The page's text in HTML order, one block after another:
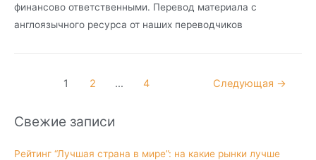
финансово ответственными. Перевод материала с
англоязычного ресурса от наших переводчиков
1 2 … 4 Следующая →
Свежие записи
Рейтинг “Лучшая страна в мире”: на какие рынки лучше